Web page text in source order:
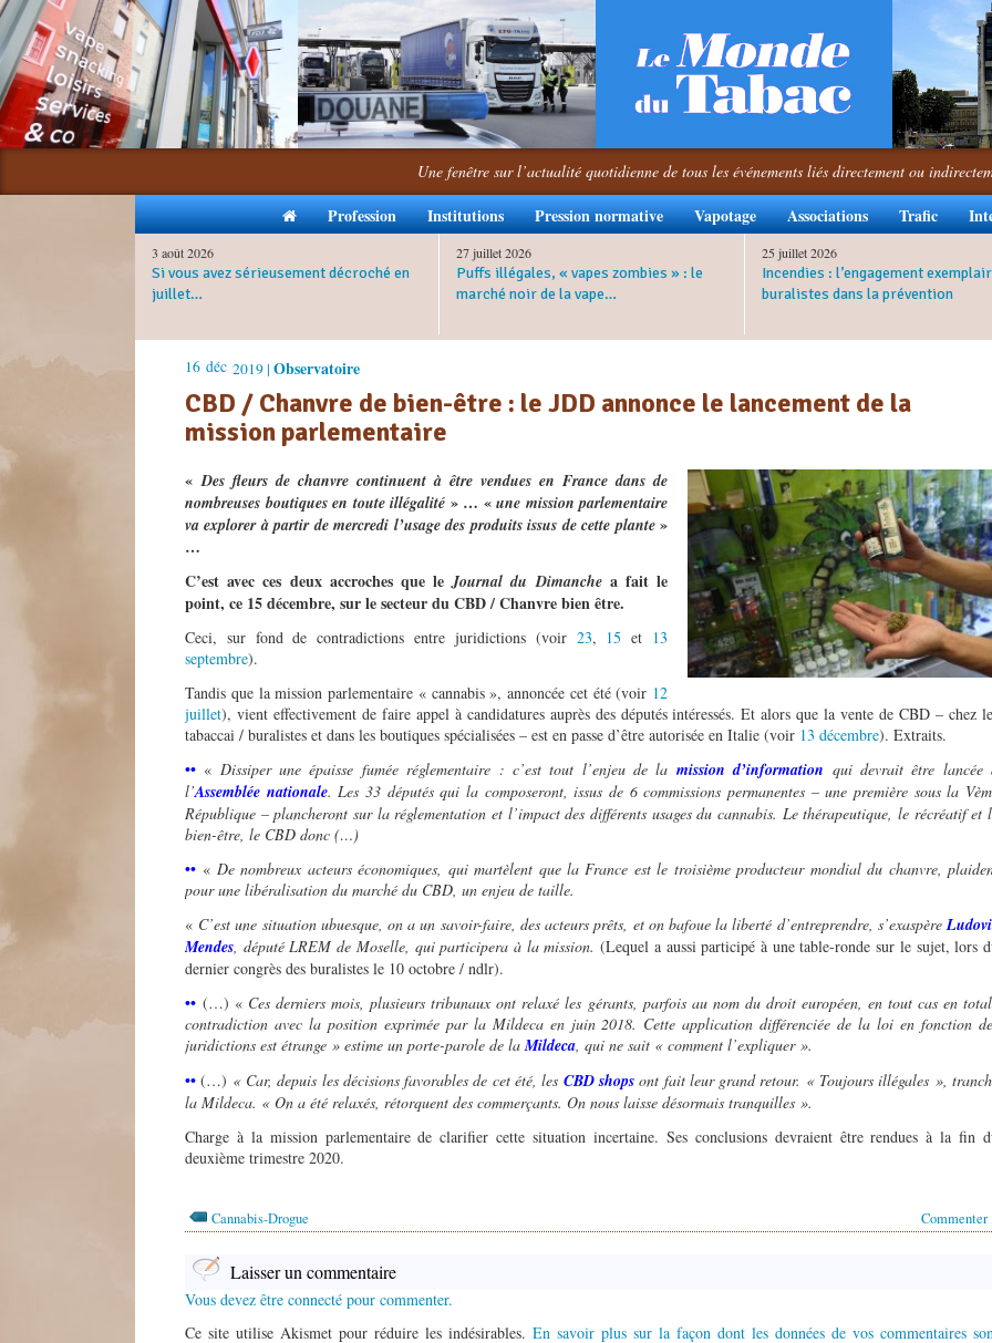
Une fenêtre sur l’actualité quotidienne de tous les événements liés directement ou
Profession Institutions Pression normative Vapotage Associations Trafic
3 août 2026
Si vous avez sérieusement décroché en
juillet…
27 juillet 2026
Puffs illégales, « vapes zombies » : le
marché noir de la vape…
25 juillet 2026
Incendies : l’engagement
buralistes dans la prévention
16 déc 2019 | Observatoire
CBD / Chanvre de bien-être : le JDD annonce le lancement de la
mission parlementaire
«Des fleurs de chanvre continuent à être vendues en France dans de
nombreuses boutiques en toute illégalité » … « une mission parlementaire
va explorer à partir de mercredi l’usage des produits issus de cette plante»
…
C’est avec ces deux accroches que leJournal du Dimanchea fait le
point, ce 15 décembre, sur le secteur du CBD / Chanvre bien être.
Ceci, sur fond de contradictions entre juridictions (voir 23, 15 et 13
septembre).
Tandis que la mission parlementaire « cannabis », annoncée cet été (voir 12
juillet), vient effectivement de faire appel à candidatures auprès des députés intéressés. Et alors que la vente de CBD – chez
tabaccai / buralistes et dans les boutiques spécialisées – est en passe d’être autorisée en Italie (voir 13 décembre). Extraits.
•• « Dissiper une épaisse fumée réglementaire : c’est tout l’enjeu de la mission d’information qui devrait être lancée
l’Assemblée nationale. Les 33 députés qui la composeront, issus de 6 commissions permanentes – une première sous la
République – plancheront sur la réglementation et l’impact des différents usages du cannabis. Le thérapeutique, le récréatif et
bien-être, le CBD donc (…)
•• « De nombreux acteurs économiques, qui martèlent que la France est le troisième producteur mondial du chanvre,
pour une libéralisation du marché du CBD, un enjeu de taille.
« C’est une situation ubuesque, on a un savoir-faire, des acteurs prêts, et on bafoue la liberté d’entreprendre, s’exaspère
Mendes, député LREM de Moselle, qui participera à la mission.(Lequel a aussi participé à une table-ronde sur le sujet, lors
dernier congrès des buralistes le 10 octobre / ndlr).
•• (…) « Ces derniers mois, plusieurs tribunaux ont relaxé les gérants, parfois au nom du droit européen, en tout cas en
contradiction avec la position exprimée par la Mildeca en juin 2018. Cette application différenciée de la loi en fonction
juridictions est étrange » estime un porte-parole de laMildeca, qui ne sait « comment l’expliquer ».
•• (…) « Car, depuis les décisions favorables de cet été, les CBD shopsont fait leur grand retour. « Toujours illégales »,
la Mildeca. « On a été relaxés, rétorquent des commerçants. On nous laisse désormais tranquilles ».
Charge à la mission parlementaire de clarifier cette situation incertaine. Ses conclusions devraient être rendues à la fin
deuxième trimestre 2020.
Commenter
Cannabis-Drogue
Laisser un commentaire
Vous devez être connecté pour commenter.
Ce site utilise Akismet pour réduire les indésirables. En savoir plus sur la façon dont les données de vos commentaires